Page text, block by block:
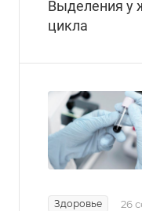
Выделения у
цикла
Здоровье 26